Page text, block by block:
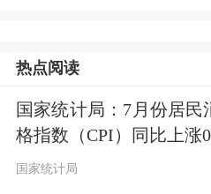
热点阅读
国家统计局：7月份居民
格指数（CPI）同比上涨
国家统计局